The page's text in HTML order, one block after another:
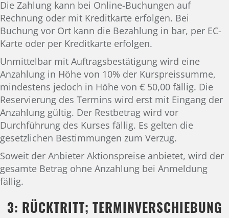
Die Zahlung kann bei Online-Buchungen auf
Rechnung oder mit Kreditkarte erfolgen. Bei
Buchung vor Ort kann die Bezahlung in bar, per EC-
Karte oder per Kreditkarte erfolgen.
Unmittelbar mit Auftragsbestätigung wird eine
Anzahlung in Höhe von 10% der Kurspreissumme,
mindestens jedoch in Höhe von € 50,00 fällig. Die
Reservierung des Termins wird erst mit Eingang der
Anzahlung gültig. Der Restbetrag wird vor
Durchführung des Kurses fällig. Es gelten die
gesetzlichen Bestimmungen zum Verzug.
Soweit der Anbieter Aktionspreise anbietet, wird der
gesamte Betrag ohne Anzahlung bei Anmeldung
fällig.
3: RÜCKTRITT; TERMINVERSCHIEBUNG